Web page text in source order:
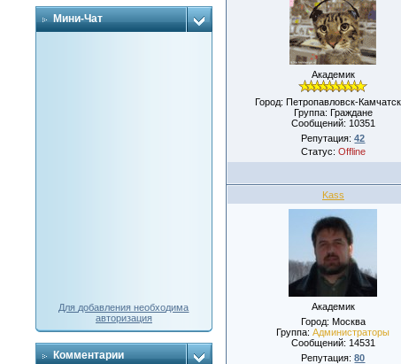
Мини-Чат
Для добавления необходима
авторизация
Комментарии
Академик
Город: Петропавловск-
Группа: Граждане
Сообщений: 10351
Репутация:42
Статус: Offline
Kass
Академик
Город: Москва
Группа:Администраторы
Сообщений: 14531
Репутация:80